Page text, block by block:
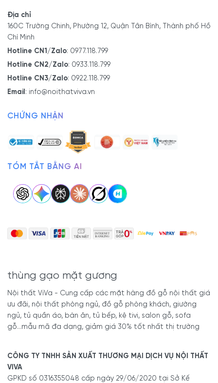
thùng gạo mặt gương
Nội thất ViVa - Cung cấp các mặt hàng đồ gỗ nội thất giá
ưu đãi, nội thất phòng ngủ, đồ gỗ phòng khách, giường
ngủ, tủ quần áo, bàn ăn, tủ bếp, kệ tivi, salon gỗ, sofa
gỗ...mẫu mã đa dạng, giảm giá 30% tốt nhất thị trường
Địa chỉ
160C Trường Chinh, Phường 12, Quận Tân Bình, Thành phố Hồ
Chí Minh
Hotline CN1/Zalo: 0977.118.799
Hotline CN2/Zalo: 0933.118.799
Hotline CN3/Zalo: 0922.118.799
Email : info@noithatviva.vn
CHỨNG NHẬN
TÓM TẮT BẰNG AI
CÔNG TY TNHH SẢN XUẤT THƯƠNG MẠI DỊCH VỤ NỘI THẤT
VIVA
GPKD số 0316355048 cấp ngày 29/06/2020 tại Sở Kế